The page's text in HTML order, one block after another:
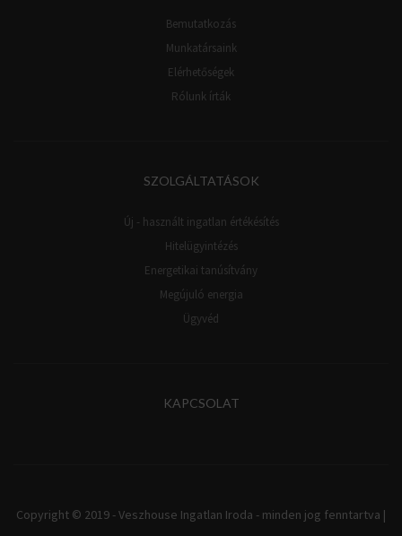
Bemutatkozás
Munkatársaink
Elérhetőségek
Rólunk írták
SZOLGÁLTATÁSOK
Új - használt ingatlan értékésítés
Hitelügyintézés
Energetikai tanúsítvány
Megújuló energia
Ügyvéd
KAPCSOLAT
Copyright © 2019 - Veszhouse Ingatlan Iroda - minden jog fenntartva |